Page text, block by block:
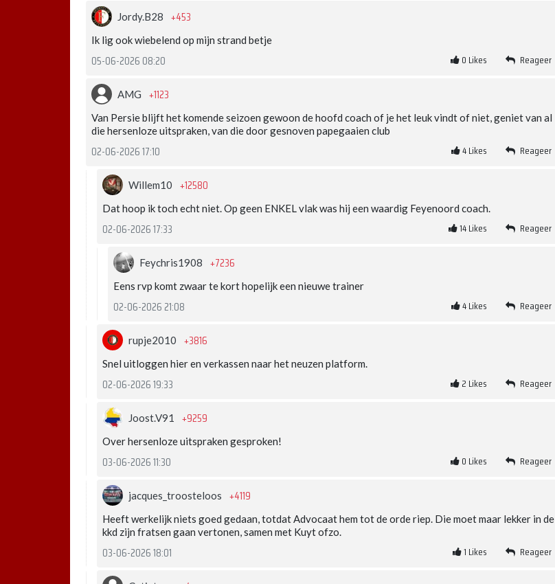
Jordy.B28 +453
Ik lig ook wiebelend op mijn strand betje
05-06-2026 08:20 0 Likes Reageer
AMG +1123
Van Persie blijft het komende seizoen gewoon de hoofd coach of je het leuk vindt of niet, geniet van al
die hersenloze uitspraken, van die door gesnoven papegaaien club
02-06-2026 17:10 4Likes Reageer
Willem10 +12580
Dat hoop ik toch echt niet. Op geen ENKEL vlak was hij een waardig Feyenoord coach.
02-06-2026 17:33 14Likes Reageer
Feychris1908 +7236
Eens rvp komt zwaar te kort hopelijk een nieuwe trainer
02-06-2026 21:08 4Likes Reageer
rupje2010 +3816
Snel uitloggen hier en verkassen naar het neuzen platform.
02-06-2026 19:33 2 Likes Reageer
Joost.V91 +9259
Over hersenloze uitspraken gesproken!
03-06-2026 11:30 0 Likes Reageer
jacques_troosteloos +4119
Heeft werkelijk niets goed gedaan, totdat Advocaat hem tot de orde riep. Die moet maar lekker in de
kkd zijn fratsen gaan vertonen, samen met Kuyt ofzo.
03-06-2026 18:01 1 Likes Reageer